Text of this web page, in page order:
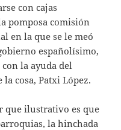
con cajas
pomposa comisión
en la que se le meó
españolísimo,
la ayuda del
cosa, Patxi López.
que ilustrativo es que
la hinchada